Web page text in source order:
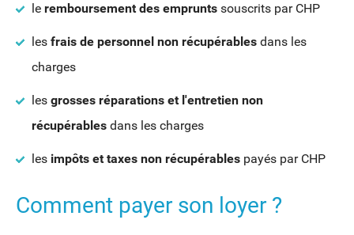
le remboursement des emprunts souscrits par CHP
les frais de personnel non récupérables dans les
charges
les grosses réparations et l'entretien non
récupérables dans les charges
les impôts et taxes non récupérables payés par CHP
Comment payer son loyer ?